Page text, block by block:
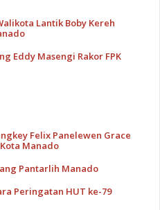
Lantik Boby Kereh
Eddy Masengi Rakor FPK
Felix Panelewen Grace
Manado
Pantarlih Manado
Peringatan HUT ke-79